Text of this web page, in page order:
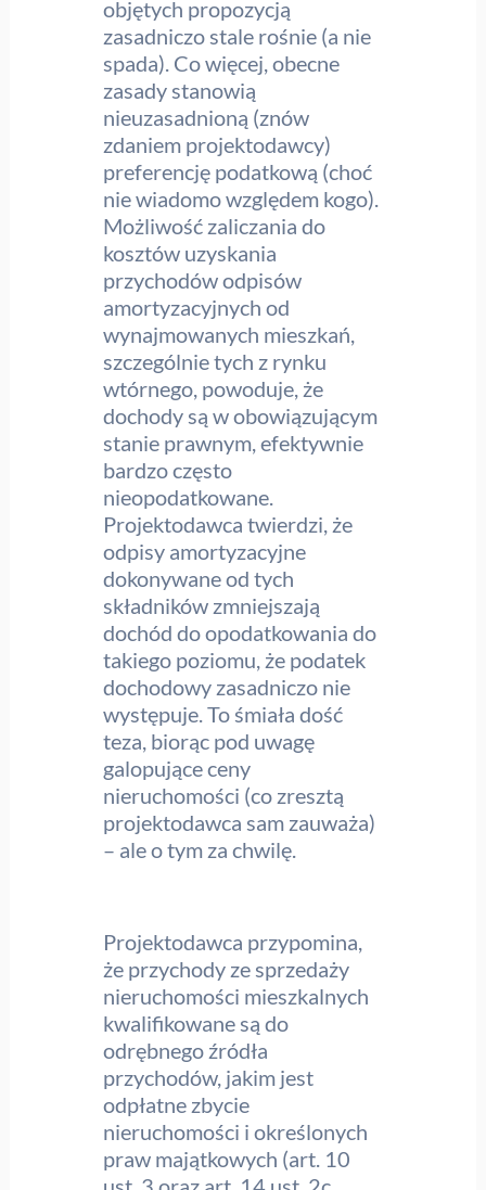
objętych propozycją
zasadniczo stale rośnie (a nie
spada). Co więcej, obecne
zasady stanowią
nieuzasadnioną (znów
zdaniem projektodawcy)
preferencję podatkową (choć
nie wiadomo względem kogo).
Możliwość zaliczania do
kosztów uzyskania
przychodów odpisów
amortyzacyjnych od
wynajmowanych mieszkań,
szczególnie tych z rynku
wtórnego, powoduje, że
dochody są w obowiązującym
stanie prawnym, efektywnie
bardzo często
nieopodatkowane.
Projektodawca twierdzi, że
odpisy amortyzacyjne
dokonywane od tych
składników zmniejszają
dochód do opodatkowania do
takiego poziomu, że podatek
dochodowy zasadniczo nie
występuje. To śmiała dość
teza, biorąc pod uwagę
galopujące ceny
nieruchomości (co zresztą
projektodawca sam zauważa)
– ale o tym za chwilę.
Projektodawca przypomina,
że przychody ze sprzedaży
nieruchomości mieszkalnych
kwalifikowane są do
odrębnego źródła
przychodów, jakim jest
odpłatne zbycie
nieruchomości i określonych
praw majątkowych (art. 10